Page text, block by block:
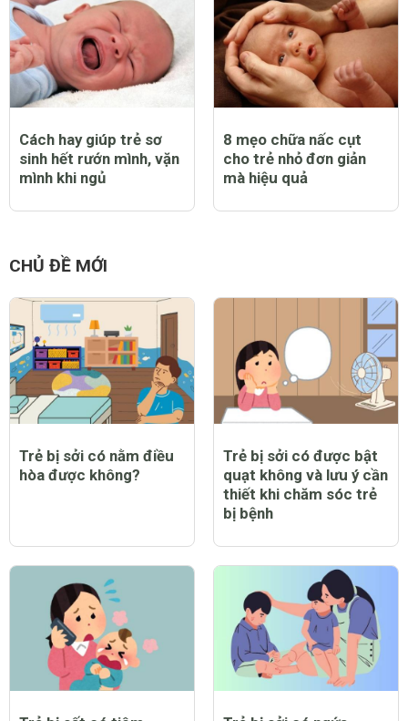
Cách hay giúp trẻ sơ
sinh hết rướn mình, vặn
mình khi ngủ
8 mẹo chữa nấc cụt
cho trẻ nhỏ đơn giản
mà hiệu quả
CHỦ ĐỀ MỚI
Trẻ bị sởi có nằm điều
hòa được không?
Trẻ bị sởi có được bật
quạt không và lưu ý cần
thiết khi chăm sóc trẻ
bị bệnh